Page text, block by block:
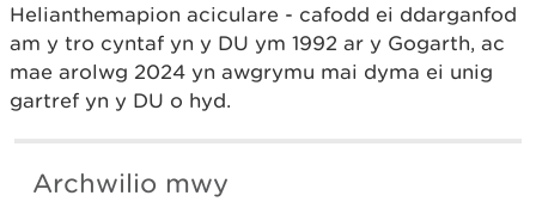
Helianthemapion aciculare - cafodd ei ddarganfod
am y tro cyntaf yn y DU ym 1992 ar y Gogarth, ac
mae arolwg 2024 yn awgrymu mai dyma ei unig
gartref yn y DU o hyd.
Archwilio mwy